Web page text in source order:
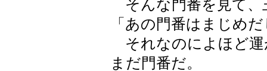
そんな門番を見て、
「あの門番はまじめ
それなのによほど運
まだ門番だ。